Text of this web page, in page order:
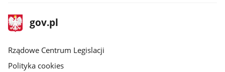
stopka
gov.plStrona
gov.pl
Rządowe Centrum Legislacji
Polityka cookies